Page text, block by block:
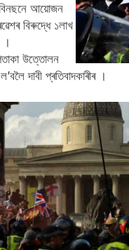
আয়োজন
বিৰুদ্ধে ১লাখ
।
উত্তোলন
দাবী প্ৰতিবাদকাৰীৰ ।